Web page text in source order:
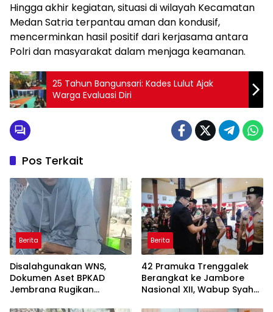
Hingga akhir kegiatan, situasi di wilayah Kecamatan
Medan Satria terpantau aman dan kondusif,
mencerminkan hasil positif dari kerjasama antara
Polri dan masyarakat dalam menjaga keamanan.
25 Tahun Bangunsari: Kades Lulut Ajak
Warga Evaluasi Diri
Pos Terkait
Berita
Disalahgunakan WNS,
Dokumen Aset BPKAD
Jembrana Rugikan
Berita
42 Pramuka Trenggalek
Berangkat ke Jambore
Nasional XII, Wabup Syah